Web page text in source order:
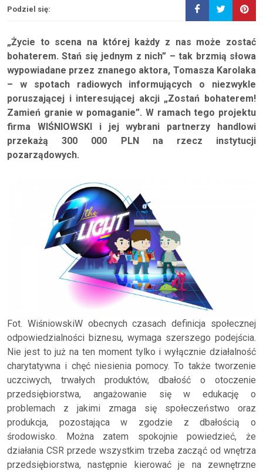
Podziel się:
„Życie to scena na której każdy z nas może zostać
bohaterem. Stań się jednym z nich” – tak brzmią słowa
wypowiadane przez znanego aktora, Tomasza Karolaka
– w spotach radiowych informujących o niezwykle
poruszającej i interesującej akcji „Zostań bohaterem!
Zamień granie w pomaganie”. W ramach tego projektu
firma WIŚNIOWSKI i jej wybrani partnerzy handlowi
przekażą 300 000 PLN na rzecz instytucji
pozarządowych.
Fot. WiśniowskiW obecnych czasach definicja społecznej
odpowiedzialności biznesu, wymaga szerszego podejścia.
Nie jest to już na ten moment tylko i wyłącznie działalność
charytatywna i chęć niesienia pomocy. To także tworzenie
uczciwych, trwałych produktów, dbałość o otoczenie
przedsiębiorstwa, angażowanie się w edukację o
problemach z jakimi zmaga się społeczeństwo oraz
produkcja, pozostająca w zgodzie z dbałością o
środowisko. Można zatem spokojnie powiedzieć, że
działania CSR przede wszystkim trzeba zacząć od wnętrza
przedsiębiorstwa, następnie kierować je na zewnętrzne